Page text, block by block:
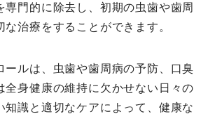
専門的に除去し、初期の虫歯や歯周
治療をすることができます。
ールは、虫歯や歯周病の予防、口臭
全身健康の維持に欠かせない日々の
知識と適切なケアによって、健康な